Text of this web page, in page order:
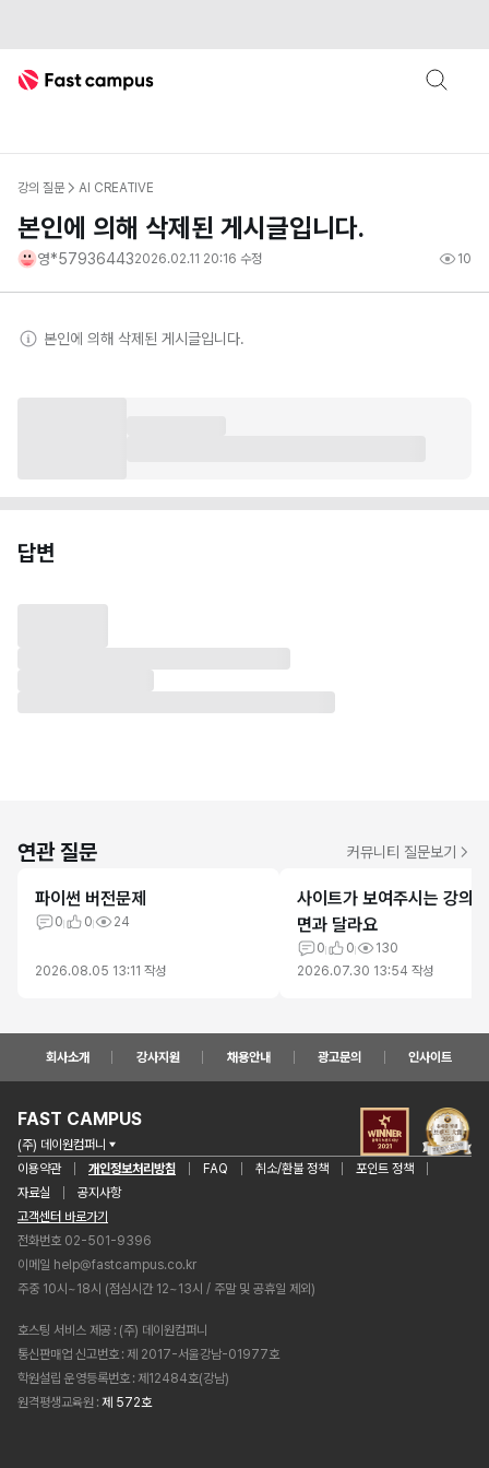
Fast Campus
강의 질문 AI CREATIVE
본인에 의해 삭제된 게시글입니다.
영*579364432026.02.11 20:16 수정 10
본인에 의해 삭제된 게시글입니다.
답변
연관 질문 커뮤니티 질문보기
파이썬 버전문제
0 0 24
2026.08.05 13:11 작성
사이트가 보여주시는 강의
면과 달라요
0 0
130
2026.07.30 13:54 작성
회사소개 강사지원 채용안내 광고문의 인사이트
FAST CAMPUS
(주) 데이원컴퍼니
이용약관
개인정보처리방침 FAQ 취소/환불 정책
포인트 정책
자료실
공지사항
고객센터 바로가기
전화번호 02-501-9396
이메일 help@fastcampus.co.kr
주중 10시~18시 (점심시간 12~13시 / 주말 및 공휴일 제외)
호스팅 서비스 제공 (주) 데이원컴퍼니
통신판매업 신고번호 제 2017-서울강남-01977호
학원설립 운영등록번호 제12484호(강남)
원격평생교육원 제 572호